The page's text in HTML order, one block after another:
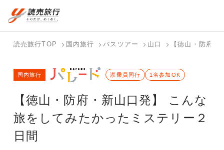
国内旅行トップ
バスツアー
を探す
個人旅行
（ブーケ）を探す
ら探す
テーマから写真から探
海外旅行トップ
海外特集か
ら探す
テーマから
探す
す
読売旅行TOP 国内旅行 バスツアー 山口 【徳山・防府
【徳山・防府・新山口発】 こんな
旅をしてみたかったミステリー２
日間
国内旅行 添乗員同行 1名参加OK